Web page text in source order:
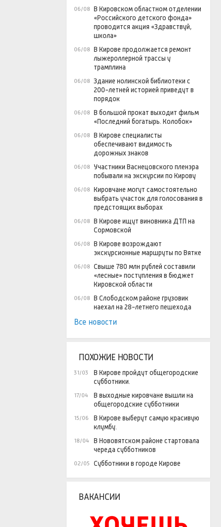
06/08 В Кировском областном отделении
«Российского детского фонда»
проводится акция «Здравствуй,
школа»
06/08 В Кирове продолжается ремонт
лыжероллерной трассы у
трамплина
06/08 Здание нолинской библиотеки с
200-летней историей приведут в
порядок
06/08 В большой прокат выходит фильм
«Последний богатырь. Колобок»
06/08 В Кирове специалисты
обеспечивают видимость
дорожных знаков
06/08 Участники Васнецовского пленэра
побывали на экскурсии по Кирову
06/08 Кировчане могут самостоятельно
выбрать участок для голосования в
предстоящих выборах
06/08 В Кирове ищут виновника ДТП на
Сормовской
06/08 В Кирове возрождают
экскурсионные маршруты по Вятке
06/08 Свыше 780 млн рублей составили
«лесные» поступления в бюджет
Кировской области
06/08 В Слободском районе грузовик
наехал на 28-летнего пешехода
Все новости
ПОХОЖИЕ НОВОСТИ
31/03
В Кирове пройдут общегородские
субботники.
17/04
В выходные кировчане вышли на
общегородские субботники
15/06
В Кирове выберут самую красивую
клумбу.
18/04
В Нововятском районе стартовала
череда субботников
02/05 Субботники в городе Кирове
ВАКАНСИИ